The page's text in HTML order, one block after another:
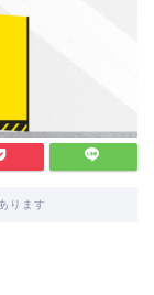
ります